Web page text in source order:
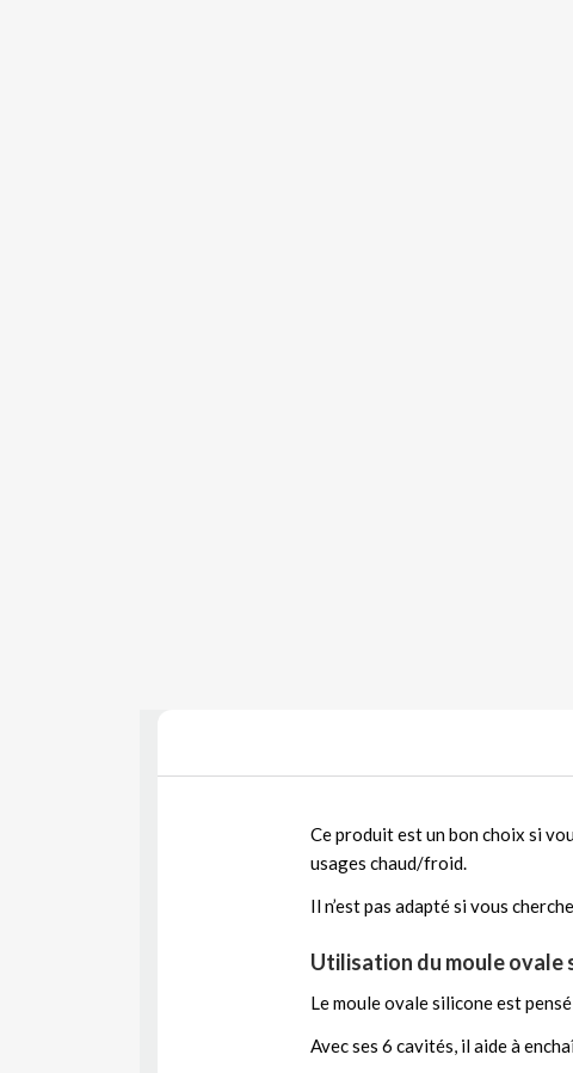
Ce produit est un bon choix si
usages chaud/froid.
Il n’est pas adapté si vous
Utilisation du moule ovale
Le moule ovale silicone est
Avec ses 6 cavités, il aide à